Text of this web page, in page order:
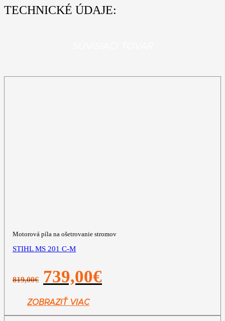
TECHNICKÉ ÚDAJE:
Motorová píla na ošetrovanie stromov
STIHL MS 201 C-M
819,00€
Pôvodná
cena
819,00€.
739,00€
ZOBRAZIŤ VIAC